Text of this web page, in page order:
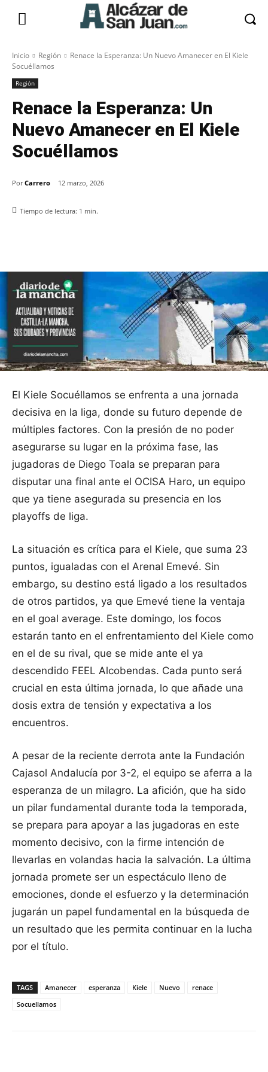
Inicio Región
Renace la Esperanza: Un Nuevo Amanecer en El Kiele
Socuéllamos
Región
Renace la Esperanza: Un
Nuevo Amanecer en El Kiele
Socuéllamos
Por Carrero 12 marzo, 2026
Tiempo de lectura: 1 min.
El Kiele Socuéllamos se enfrenta a una jornada
decisiva en la liga, donde su futuro depende de
múltiples factores. Con la presión de no poder
asegurarse su lugar en la próxima fase, las
jugadoras de Diego Toala se preparan para
disputar una final ante el OCISA Haro, un equipo
que ya tiene asegurada su presencia en los
playoffs de liga.
La situación es crítica para el Kiele, que suma 23
puntos, igualadas con el Arenal Emevé. Sin
embargo, su destino está ligado a los resultados
de otros partidos, ya que Emevé tiene la ventaja
en el goal average. Este domingo, los focos
estarán tanto en el enfrentamiento del Kiele como
en el de su rival, que se mide ante el ya
descendido FEEL Alcobendas. Cada punto será
crucial en esta última jornada, lo que añade una
dosis extra de tensión y expectativa a los
encuentros.
A pesar de la reciente derrota ante la Fundación
Cajasol Andalucía por 3-2, el equipo se aferra a la
esperanza de un milagro. La afición, que ha sido
un pilar fundamental durante toda la temporada,
se prepara para apoyar a las jugadoras en este
momento decisivo, con la firme intención de
llevarlas en volandas hacia la salvación. La última
jornada promete ser un espectáculo lleno de
emociones, donde el esfuerzo y la determinación
jugarán un papel fundamental en la búsqueda de
un resultado que les permita continuar en la lucha
por el título.
TAGS Amanecer esperanza Kiele Nuevo
renace
Socuellamos